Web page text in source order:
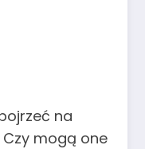
na
mogą one